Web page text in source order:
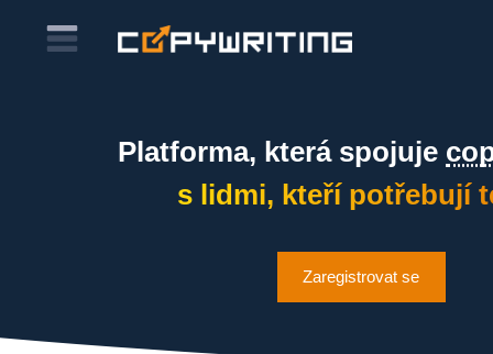
Platforma, která spojuje
s lidmi, kteří potřebují
Zaregistrovat se